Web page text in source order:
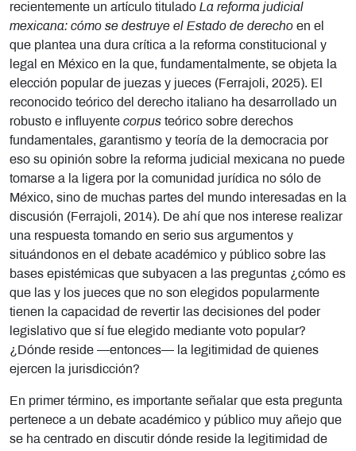
recientemente un artículo titulado La reforma judicial
mexicana: cómo se destruye el Estado de derecho en el
que plantea una dura crítica a la reforma constitucional y
legal en México en la que, fundamentalmente, se objeta la
elección popular de juezas y jueces (Ferrajoli, 2025). El
reconocido teórico del derecho italiano ha desarrollado un
robusto e influyente corpus teórico sobre derechos
fundamentales, garantismo y teoría de la democracia por
eso su opinión sobre la reforma judicial mexicana no puede
tomarse a la ligera por la comunidad jurídica no sólo de
México, sino de muchas partes del mundo interesadas en la
discusión (Ferrajoli, 2014). De ahí que nos interese realizar
una respuesta tomando en serio sus argumentos y
situándonos en el debate académico y público sobre las
bases epistémicas que subyacen a las preguntas ¿cómo es
que las y los jueces que no son elegidos popularmente
tienen la capacidad de revertir las decisiones del poder
legislativo que sí fue elegido mediante voto popular?
¿Dónde reside —entonces— la legitimidad de quienes
ejercen la jurisdicción?
En primer término, es importante señalar que esta pregunta
pertenece a un debate académico y público muy añejo que
se ha centrado en discutir dónde reside la legitimidad de